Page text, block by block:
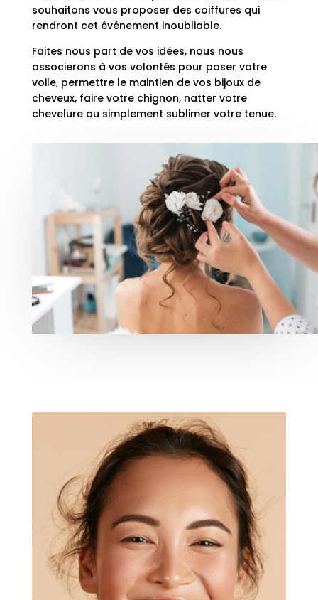
souhaitons vous proposer des coiffures qui
rendront cet événement inoubliable.
Faites nous part de vos idées, nous nous
associerons à vos volontés pour poser votre
voile, permettre le maintien de vos bijoux de
cheveux, faire votre chignon, natter votre
chevelure ou simplement sublimer votre tenue.